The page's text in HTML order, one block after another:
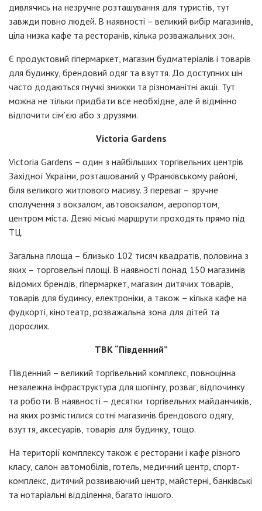
дивлячись на незручне розташування для туристів, тут
завжди повно людей. В наявності – великий вибір магазинів,
ціла низка кафе та ресторанів, кілька розважальних зон.
Є продуктовий гіпермаркет, магазин будматеріалів і товарів
для будинку, брендовий одяг та взуття. До доступних цін
часто додаються гнучкі знижки та різноманітні акції. Тут
можна не тільки придбати все необхідне, але й відмінно
відпочити сім’єю або з друзями.
Victoria Gardens
Victoria Gardens – один з найбільших торгівельних центрів
Західної України, розташований у Франківському районі,
біля великого житлового масиву. З переваг – зручне
сполучення з вокзалом, автовокзалом, аеропортом,
центром міста. Деякі міські маршрути проходять прямо під
ТЦ.
Загальна площа – близько 102 тисяч квадратів, половина з
яких – торговельні площі. В наявності понад 150 магазинів
відомих брендів, гіпермаркет, магазин дитячих товарів,
товарів для будинку, електроніки, а також – кілька кафе на
фудкорті, кінотеатр, розважальна зона для дітей та
дорослих.
ТВК “Південний”
Південний – великий торгівельний комплекс, повноцінна
незалежна інфраструктура для шопінгу, розваг, відпочинку
та роботи. В наявності – десятки торгівельних майданчиків,
на яких розмістилися сотні магазинів брендового одягу,
взуття, аксесуарів, товарів для будинку, тощо.
На території комплексу також є ресторани і кафе різного
класу, салон автомобілів, готель, медичний центр, спорт-
комплекс, дитячий розвиваючий центр, майстерні, банківські
та нотаріальні відділення, багато іншого.